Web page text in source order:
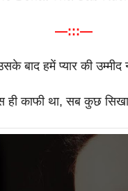
—:::—
बाद हमें प्यार की उम्मीद
ही काफी था,सब कुछ